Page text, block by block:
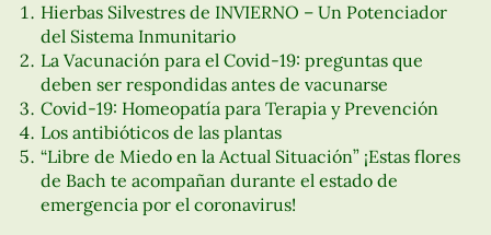
Hierbas Silvestres de INVIERNO – Un Potenciador
del Sistema Inmunitario
La Vacunación para el Covid-19: preguntas que
deben ser respondidas antes de vacunarse
Covid-19: Homeopatía para Terapia y Prevención
Los antibióticos de las plantas
“Libre de Miedo en la Actual Situación” ¡Estas flores
de Bach te acompañan durante el estado de
emergencia por el coronavirus!